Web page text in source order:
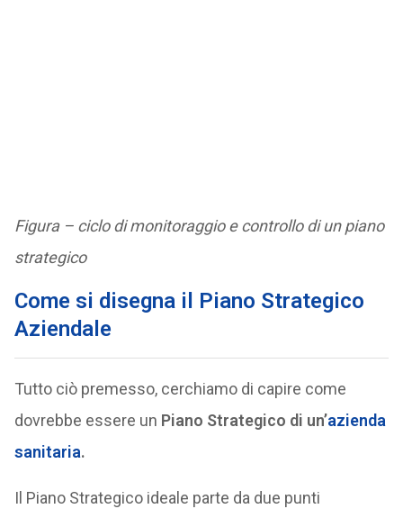
Figura – ciclo di monitoraggio e controllo di un piano
strategico
Come si disegna il Piano Strategico
Aziendale
Tutto ciò premesso, cerchiamo di capire come
dovrebbe essere un Piano Strategico di un’azienda
sanitaria.
Il Piano Strategico ideale parte da due punti